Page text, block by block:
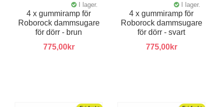
I lager.
4 x gummiramp för
Roborock dammsugare
för dörr - brun
775,00kr
I lager.
4 x gummiramp för
Roborock dammsugare
för dörr - svart
775,00kr